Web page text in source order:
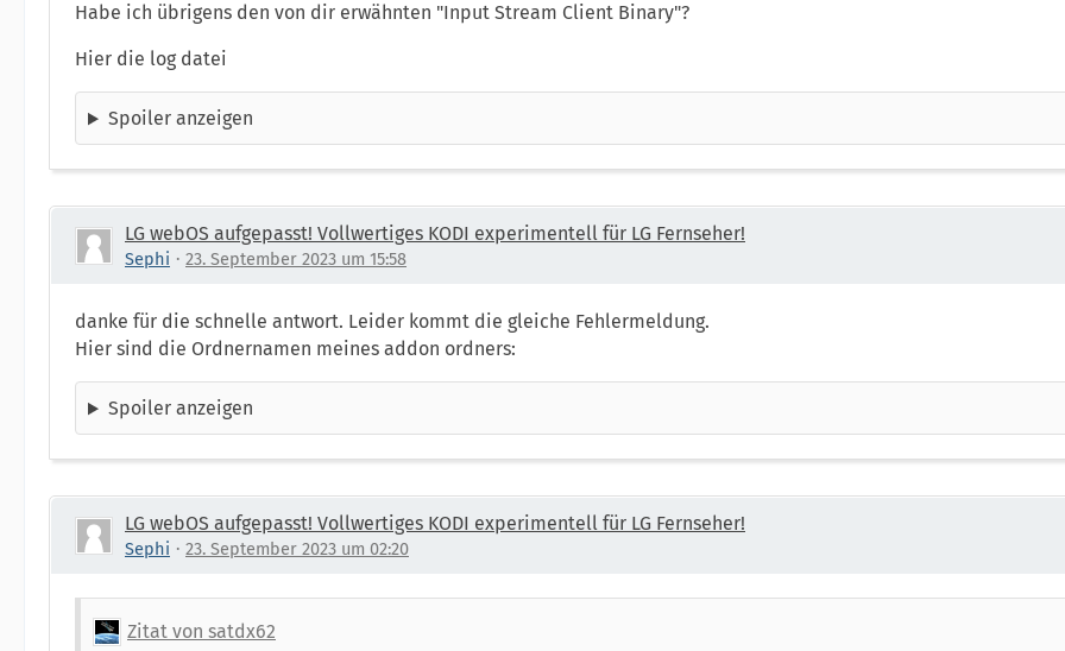
Habe ich übrigens den von dir erwähnten "Input Stream Client Binary"?
Hier die log datei
Spoiler anzeigen
LG webOS aufgepasst! Vollwertiges KODI experimentell für LG Fernseher!
Sephi 23. September 2023 um 15:58
danke für die schnelle antwort. Leider kommt die gleiche Fehlermeldung.
Hier sind die Ordnernamen meines addon ordners:
Spoiler anzeigen
LG webOS aufgepasst! Vollwertiges KODI experimentell für LG Fernseher!
Sephi 23. September 2023 um 02:20
Zitat von satdx62